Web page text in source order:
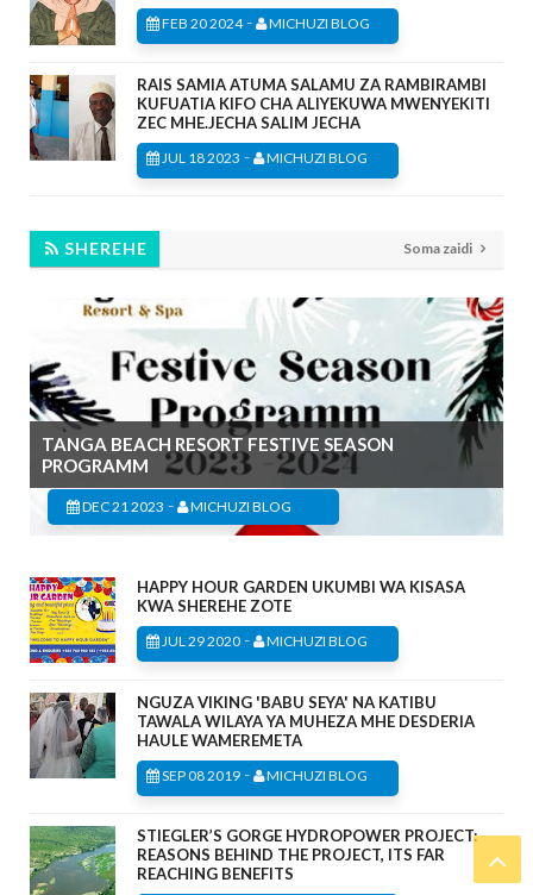
FEB 20 2024- MICHUZI BLOG
RAIS SAMIA ATUMA SALAMU ZA RAMBIRAMBI
KUFUATIA KIFO CHA ALIYEKUWA MWENYEKITI
ZEC MHE.JECHA SALIM JECHA
JUL 18 2023 - MICHUZI BLOG
SHEREHE Soma zaidi
TANGA BEACH RESORT FESTIVE SEASON
PROGRAMM
DEC 21 2023 - MICHUZI BLOG
HAPPY HOUR GARDEN UKUMBI WA KISASA
KWA SHEREHE ZOTE
JUL 29 2020 - MICHUZI BLOG
NGUZA VIKING 'BABU SEYA' NA KATIBU
TAWALA WILAYA YA MUHEZA MHE DESDERIA
HAULE WAMEREMETA
SEP 08 2019 - MICHUZI BLOG
STIEGLER’S GORGE HYDROPOWER PROJECT:
REASONS BEHIND THE PROJECT, ITS FAR
REACHING BENEFITS